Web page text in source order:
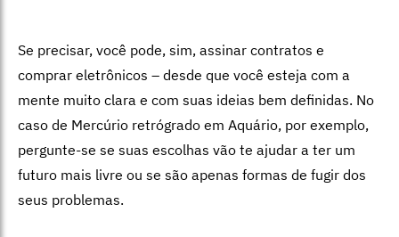
Se precisar, você pode, sim, assinar contratos e
comprar eletrônicos – desde que você esteja com a
mente muito clara e com suas ideias bem definidas. No
caso de Mercúrio retrógrado em Aquário, por exemplo,
pergunte-se se suas escolhas vão te ajudar a ter um
futuro mais livre ou se são apenas formas de fugir dos
seus problemas.